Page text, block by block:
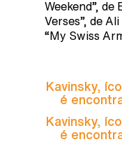
Weekend”, de
Verses”, de
“My Swiss
Kavinsky,
é
Kavinsky,
é